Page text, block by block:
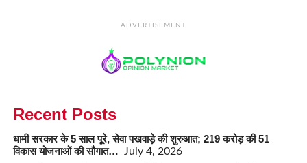
ADVERTISEMENT
Recent Posts
धामी सरकार के 5 साल पूरे, सेवा पखवाड़े की शुरुआत; 219 करोड़ की 51
विकास योजनाओं की सौगात…
July 4, 2026